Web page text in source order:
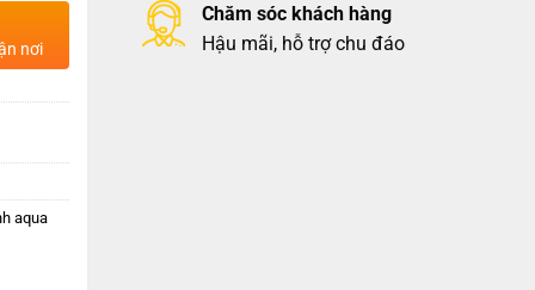
nơi
aqua
Chăm sóc khách hàng
Hậu mãi, hỗ trợ chu đáo